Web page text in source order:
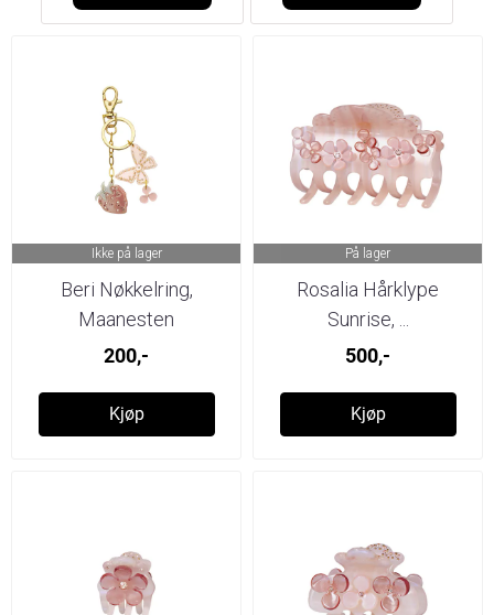
Ikke på lager
Beri Nøkkelring,
Maanesten
200,-
Kjøp
På lager
Rosalia Hårklype
Sunrise, ...
500,-
Kjøp